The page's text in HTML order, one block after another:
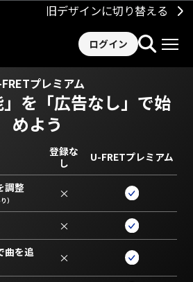
旧デザインに切り替える
ログイン
プレミアム
」を 「広告なし」で始
めよう
登録な
し
U-FRETプレミアム
調整
） ×
×
曲を追
×